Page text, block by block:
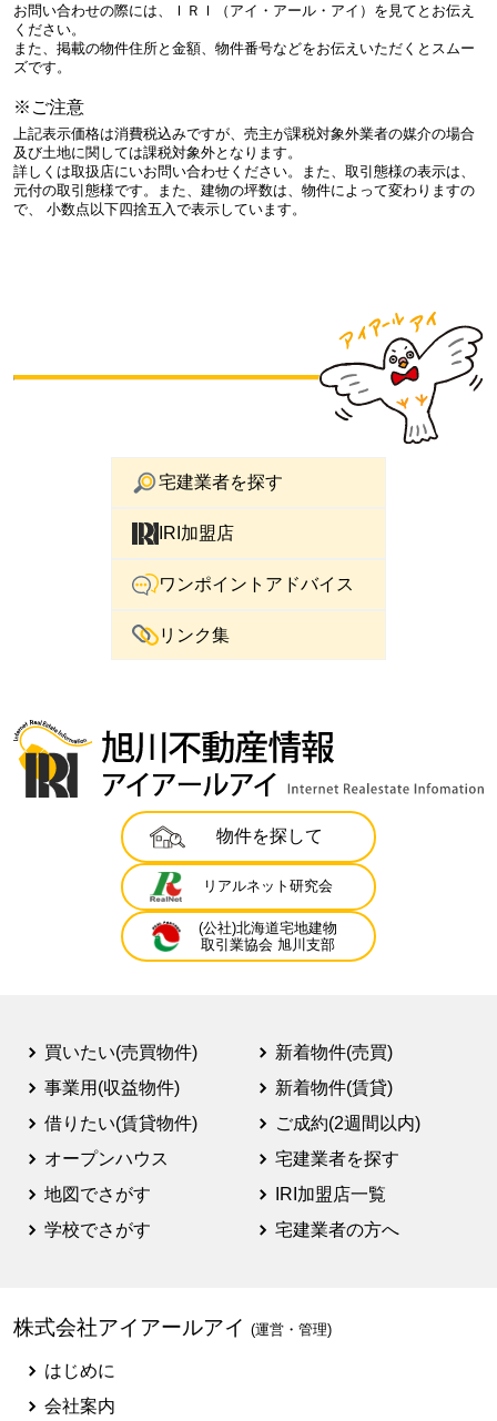
お問い合わせの際には、ＩＲＩ（アイ・アール・アイ）を見てとお伝え
ください。
また、掲載の物件住所と金額、物件番号などをお伝えいただくとスムー
ズです。
※ご注意
上記表示価格は消費税込みですが、売主が課税対象外業者の媒介の場合
及び土地に関しては課税対象外となります。
詳しくは取扱店にいお問い合わせください。また、取引態様の表示は、
元付の取引態様です。また、建物の坪数は、物件によって変わりますの
で、 小数点以下四捨五入で表示しています。
宅建業者を探す
IRI加盟店
ワンポイントアドバイス
リンク集
物件を探して
リアルネット研究会
(公社)北海道宅地建物
取引業協会 旭川支部
買いたい(売買物件)
事業用(収益物件)
借りたい(賃貸物件)
オープンハウス
地図でさがす
学校でさがす
新着物件(売買)
新着物件(賃貸)
ご成約(2週間以内)
宅建業者を探す
IRI加盟店一覧
宅建業者の方へ
株式会社アイアールアイ (運営・管理)
はじめに
会社案内